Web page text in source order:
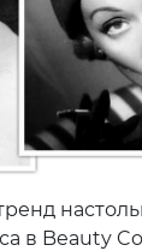
в Beauty